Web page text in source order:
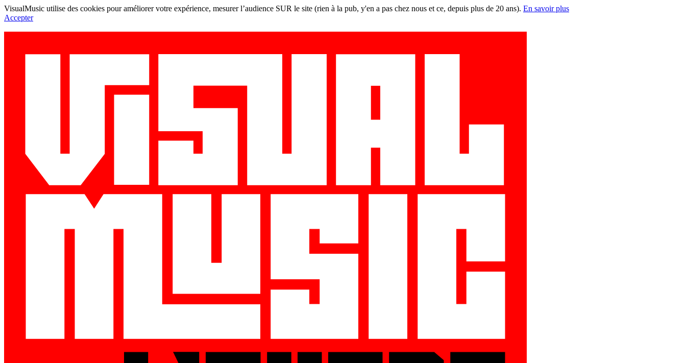
VisualMusic utilise des cookies pour améliorer votre expérience, mesurer l’audience SUR le site (rien à la pub, y'en a pas chez nous et ce, depuis plus de 20 ans). En savoir plus
Accepter